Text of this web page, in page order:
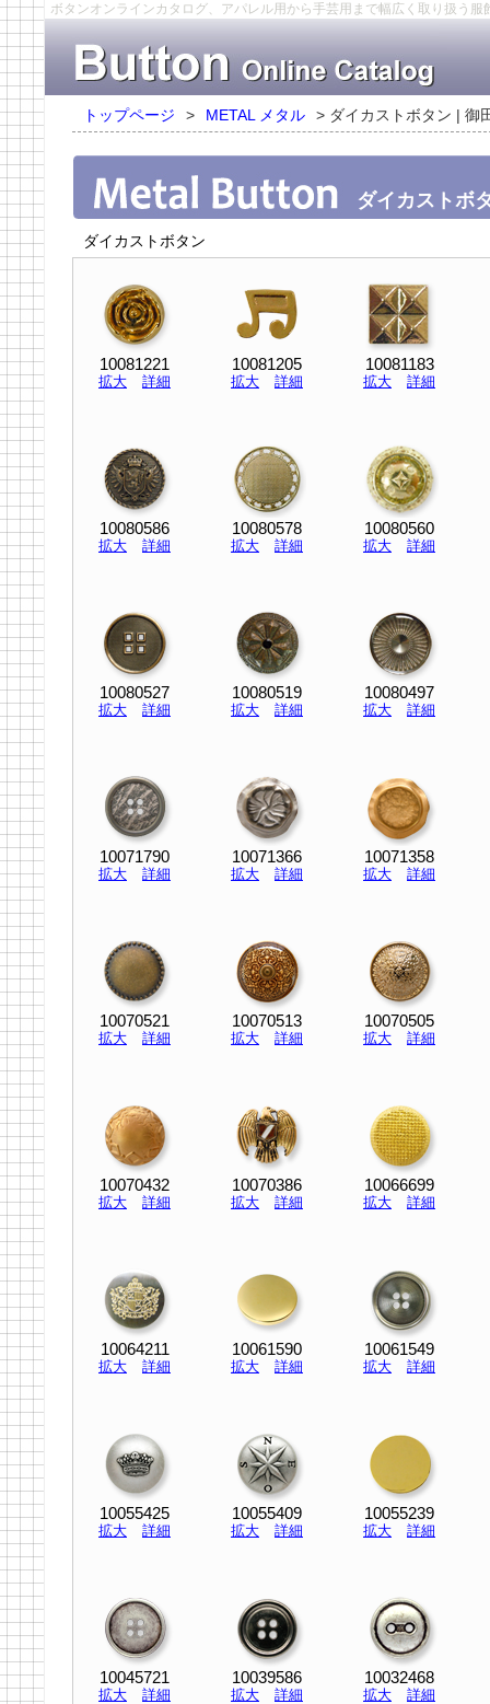
ボタンオンラインカタログ、アパレル用から手芸用まで幅広く取り扱う
トップページ > METAL メタル > ダイカストボタン | 御
ダイカストボ
ダイカストボタン
10081221
拡大 詳細
10081205
拡大 詳細
10081183
拡大 詳細
10080586
拡大 詳細
10080578
拡大 詳細
10080560
拡大 詳細
10080527
拡大 詳細
10080519
拡大 詳細
10080497
拡大 詳細
10071790
拡大 詳細
10071366
拡大 詳細
10071358
拡大 詳細
10070521
拡大 詳細
10070513
拡大 詳細
10070505
拡大 詳細
10070432
拡大 詳細
10070386
拡大 詳細
10066699
拡大 詳細
10064211
拡大 詳細
10061590
拡大 詳細
10061549
拡大 詳細
10055425
拡大 詳細
10055409
拡大 詳細
10055239
拡大 詳細
10045721
拡大 詳細
10039586
拡大 詳細
10032468
拡大 詳細